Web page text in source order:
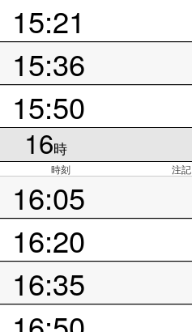
15:21
15:36
15:50
16時
時刻 注記
16:05
16:20
16:35